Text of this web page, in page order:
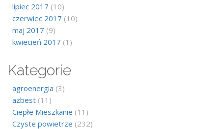
lipiec 2017 (10)
czerwiec 2017 (10)
maj 2017 (9)
kwiecień 2017 (1)
Kategorie
agroenergia (3)
azbest (11)
Ciepłe Mieszkanie (11)
Czyste powietrze (232)